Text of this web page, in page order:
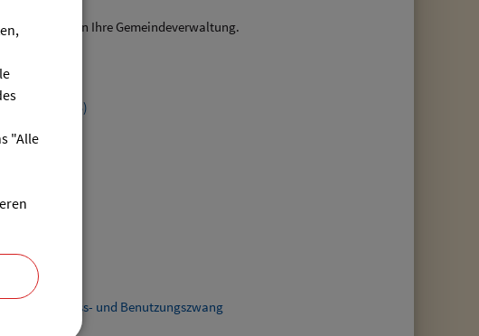
vor Ort an Ihre Gemeindeverwaltung.
(BGS/EWS)
Anschluss- und Benutzungszwang
"Alle